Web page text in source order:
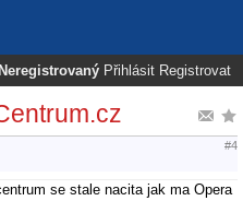
Neregistrovaný Přihlásit Registrovat
#4
se stale nacita jak ma Opera